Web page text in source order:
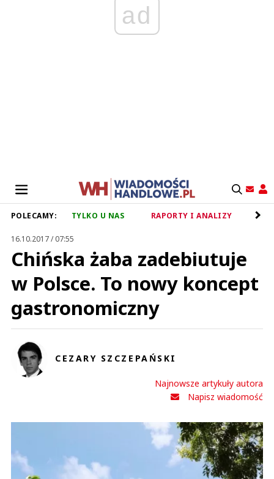
ad
POLECAMY: TYLKO U NAS RAPORTY I ANALIZY
16.10.2017 / 07:55
Chińska żaba zadebiutuje
w Polsce. To nowy koncept
gastronomiczny
CEZARY SZCZEPAŃSKI
Najnowsze artykuły autora
Napisz wiadomość